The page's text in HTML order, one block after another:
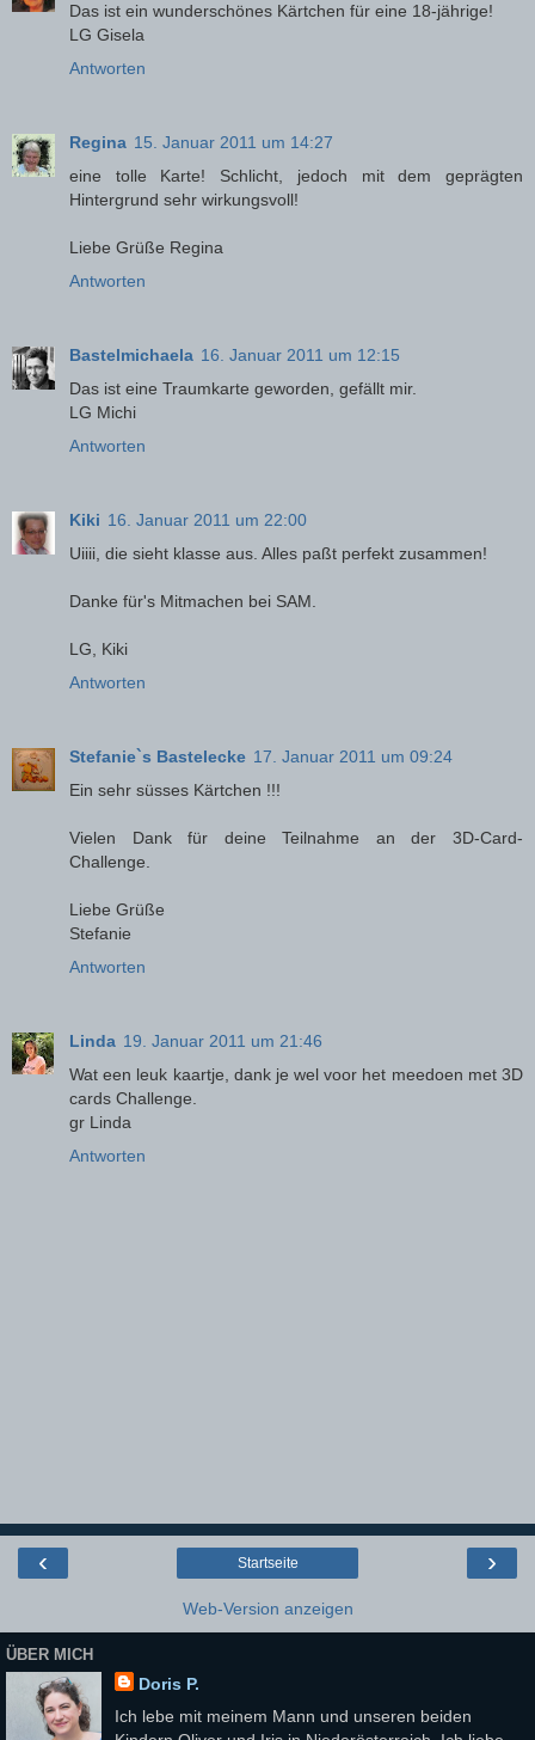
Das ist ein wunderschönes Kärtchen für eine 18-jährige!
LG Gisela
Antworten
Regina 15. Januar 2011 um 14:27
eine tolle Karte! Schlicht, jedoch mit dem geprägten
Hintergrund sehr wirkungsvoll!
Liebe Grüße Regina
Antworten
Bastelmichaela 16. Januar 2011 um 12:15
Das ist eine Traumkarte geworden, gefällt mir.
LG Michi
Antworten
Kiki 16. Januar 2011 um 22:00
Uiiii, die sieht klasse aus. Alles paßt perfekt zusammen!
Danke für's Mitmachen bei SAM.
LG, Kiki
Antworten
Stefanie`s Bastelecke 17. Januar 2011 um 09:24
Ein sehr süsses Kärtchen !!!
Vielen Dank für deine Teilnahme an der 3D-Card-
Challenge.
Liebe Grüße
Stefanie
Antworten
Linda 19. Januar 2011 um 21:46
Wat een leuk kaartje, dank je wel voor het meedoen met 3D
cards Challenge.
gr Linda
Antworten
‹ ›
Startseite
Web-Version anzeigen
ÜBER MICH
Doris P.
Ich lebe mit meinem Mann und unseren beiden